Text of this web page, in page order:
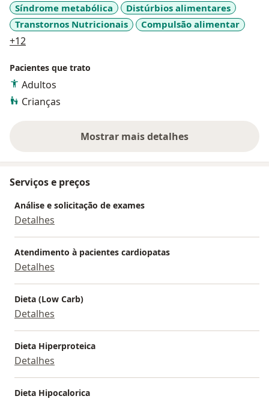
Síndrome metabólica
Distúrbios alimentares
Transtornos Nutricionais
Compulsão alimentar
+12
Pacientes que trato
Adultos
Crianças
Mostrar mais detalhes
sobre a experiência
Serviços e preços
Análise e solicitação de exames
Detalhes
Atendimento à pacientes cardiopatas
Detalhes
Dieta (Low Carb)
Detalhes
Dieta Hiperproteica
Detalhes
Dieta Hipocalorica